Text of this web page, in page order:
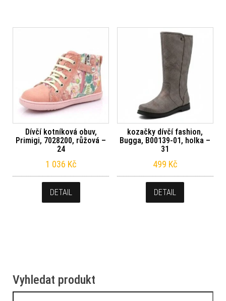
Dívčí kotníková obuv,
Primigi, 7028200, růžová –
24
1 036 Kč
DETAIL
kozačky dívčí fashion,
Bugga, B00139-01, holka –
31
499 Kč
DETAIL
Vyhledat produkt